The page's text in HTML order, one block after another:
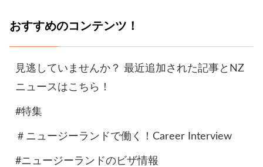
おすすめのコンテンツ！
見逃していませんか？ 最近追加された記事とNZ
ニュースはこちら！
#特集
＃ニュージーランドで働く！Career Interview
#ニュージーランドのビザ情報